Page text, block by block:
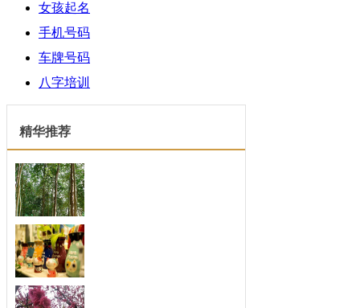
女孩起名
手机号码
车牌号码
八字培训
精华推荐
四月份人格魅力开始大
每一个人的人格魅力绝对是吸引人最重
要的法...
扬长避短，善于发现别